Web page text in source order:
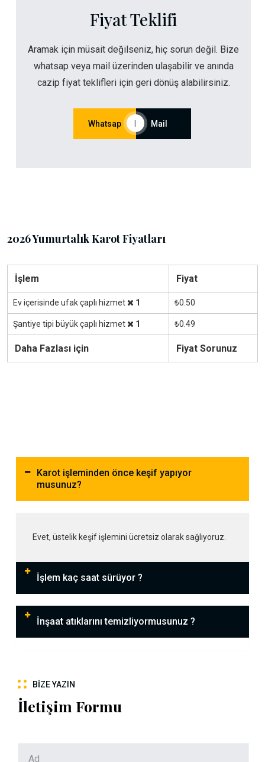
Fiyat Teklifi
Aramak için müsait değilseniz, hiç sorun değil. Bize
whatsap veya mail üzerinden ulaşabilir ve anında
cazip fiyat teklifleri için geri dönüş alabilirsiniz.
Whatsap | Mail
2026 Yumurtalık Karot Fiyatları
İşlem Fiyat
Ev içerisinde ufak çaplı hizmet 1 ₺0.50
Şantiye tipi büyük çaplı hizmet 1 ₺0.49
Daha Fazlası için Fiyat Sorunuz
Karot işleminden önce keşif yapıyor
musunuz?
Evet, üstelik keşif işlemini ücretsiz olarak sağlıyoruz.
İşlem kaç saat sürüyor ?
İnşaat atıklarını temizliyormusunuz ?
BIZE YAZIN
İletişim Formu